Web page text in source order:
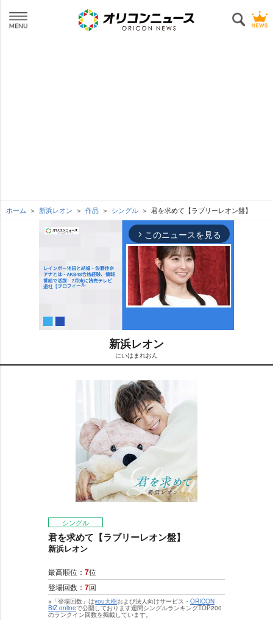
ホーム 新浜レオン 作品 シングル 君を求めて【ラブリーレオン盤】
arrow_forward_ios このニュースを見る
M
新浜レオン
にいはまれおん
シングル
君を求めて【ラブリーレオン盤】
新浜レオン
最高順位： 7位
登場回数： 7回
※「登場回数」はyou大樹および法人向けサービス・ ORICON
BiZ onlineで公開しております週間シングルランキングTOP200
のランクイン回数を掲載しています。